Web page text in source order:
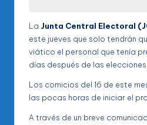
La Junta Central Electoral
este jueves que solo tendrán
viático el personal que tenía
días después de las
Los comicios del 16 de este
las pocas horas de iniciar el
A través de un breve